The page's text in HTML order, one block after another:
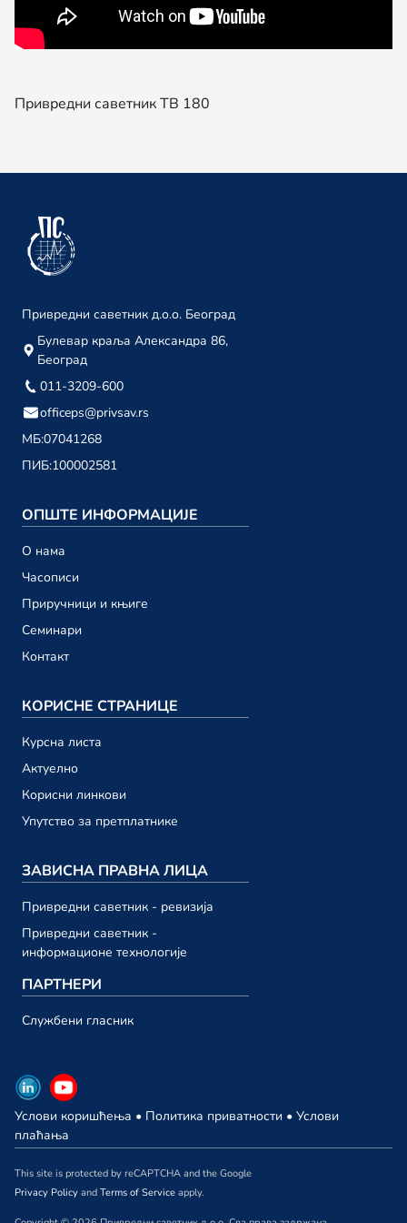
Привредни саветник ТВ 180
15. јануар
Привредни саветник ТВ 204
Привредни саветник ТВ 202
22. децембар
Привредни саветник ТВ 201
Привредни саветник ТВ 200
08. децембар
Привредни саветник ТВ 199
01. децембар
новембар 2023.
24. новембар
Привредни саветник ТВ 197
03. новембар
октобар 2023.
Привредни саветник ТВ 194
23. октобар
23. октобар
Привредни саветник ТВ 192
13. октобар
септембар 2023.
Привредни саветник ТВ 191
Привредни саветник ТВ 190
29. септембар
Привредни саветник ТВ 189
Привредни саветник ТВ 188
15. септембар
Привредни саветник д.о.о. Београд
Булевар краља Александра 86,
Београд
011-3209-600
officeps@privsav.rs
МБ:07041268
ПИБ:100002581
ОПШТЕ ИНФОРМАЦИЈЕ
О намa
Часописи
Приручници и књиге
Семинари
Контакт
КОРИСНЕ СТРАНИЦЕ
Курсна листа
Актуелно
Корисни линкови
Упутство за претплатнике
ЗАВИСНА ПРАВНА ЛИЦА
Привредни саветник - ревизија
Привредни саветник -
информационе технологије
ПАРТНЕРИ
Службени гласник
Услови коришћења • Политика приватности • Услови
плаћања
This site is protected by reCAPTCHA and the Google
Privacy Policy and Terms of Service apply.